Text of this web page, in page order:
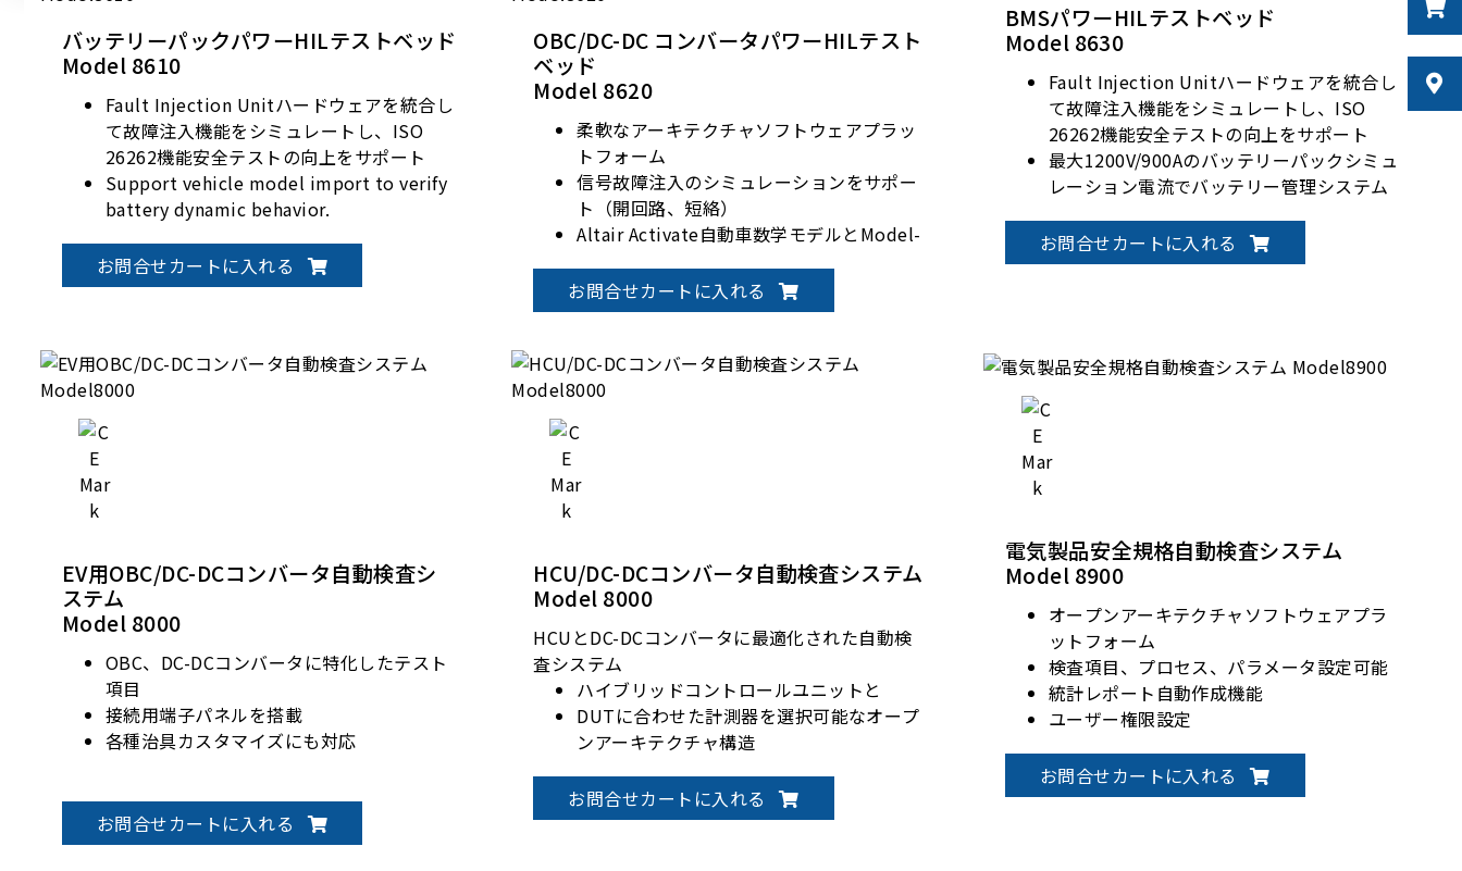
バッテリーパックパワーHILテストベッド
Model 8610
Fault Injection Unitハードウェアを統合し
て故障注入機能をシミュレートし、ISO
26262機能安全テストの向上をサポート
Support vehicle model import to verify
battery dynamic behavior.
をサポート
独立したPLCシステムのリアルタイム監視
お問合せカートに入れる
OBC/DC-DC コンバータパワーHILテスト
ベッド
Model 8620
柔軟なアーキテクチャソフトウェアプラッ
トフォーム
信号故障注入のシミュレーションをサポー
ト（開回路、短絡）
Altair Activate自動車数学モデルとModel-
UDS診断をサポート（ISO 14229）
お問合せカートに入れる
BMSパワーHILテストベッド
Model 8630
Fault Injection Unitハードウェアを統合し
て故障注入機能をシミュレートし、ISO
26262機能安全テストの向上をサポート
最大1200V/900Aのバッテリーパックシミュ
レーション電流でバッテリー管理システム
パラメータ
バッテリー管理システムの静的または動的
ト
フェースをサポート
お問合せカートに入れる
EV用OBC/DC-DCコンバータ自動検査シ
ステム
Model 8000
OBC、DC-DCコンバータに特化したテスト
項目
接続用端子パネルを搭載
各種治具カスタマイズにも対応
お問合せカートに入れる
HCU/DC-DCコンバータ自動検査システム
Model 8000
HCUとDC-DCコンバータに最適化された自動検
査システム
ハイブリッドコントロールユニットと
DUTに合わせた計測器を選択可能なオープ
ンアーキテクチャ構造
お問合せカートに入れる
電気製品安全規格自動検査システム
Model 8900
オープンアーキテクチャソフトウェアプラ
ットフォーム
検査項目、プロセス、パラメータ設定可能
統計レポート自動作成機能
ユーザー権限設定
お問合せカートに入れる